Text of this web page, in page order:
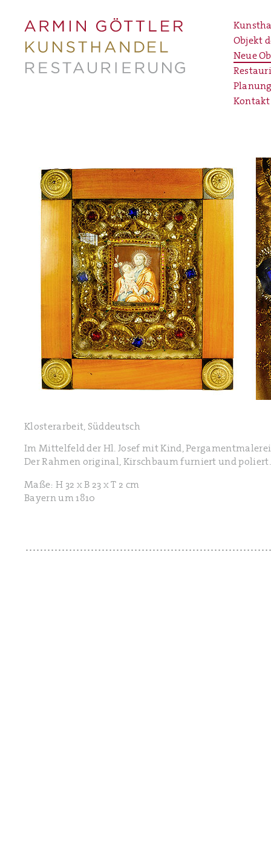
Objekt
Neue
Kontakt
Klosterarbeit, Süddeutsch
Im Mittelfeld der Hl. Josef mit Kind,
Der Rahmen original, Kirschbaum furniert und
Maße: H 32 x B 23 x T 2 cm
Bayern um 1810